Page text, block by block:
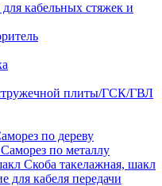
кабельных стяжек и
плиты/ГСК/ГВЛ
по дереву
Саморез по металлу
Скоба такелажная, шакл
для кабеля передачи